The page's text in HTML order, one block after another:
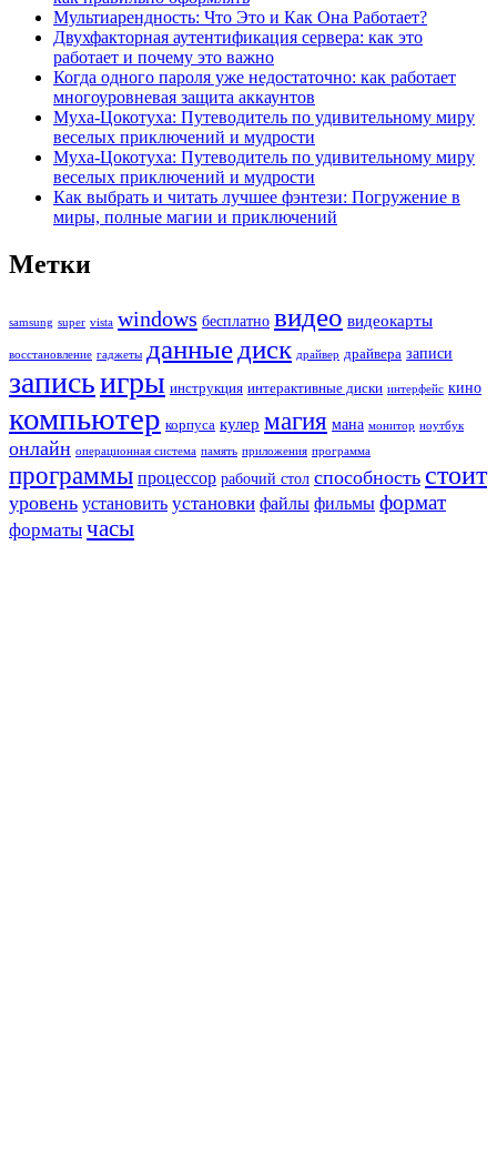
Мультиарендность: Что Это и Как Она Работает?
Двухфакторная аутентификация сервера: как это
работает и почему это важно
Когда одного пароля уже недостаточно: как работает
многоуровневая защита аккаунтов
Муха-Цокотуха: Путеводитель по удивительному миру
веселых приключений и мудрости
Муха-Цокотуха: Путеводитель по удивительному миру
веселых приключений и мудрости
Как выбрать и читать лучшее фэнтези: Погружение в
миры, полные магии и приключений
Метки
samsung super vista windows бесплатно видео видеокарты
восстановление гаджеты данные диск драйвер драйвера записи
записьигры инструкция интерактивные диски интерфейс кино
компьютер корпуса кулер магия мана монитор ноутбук
онлайн операционная система память приложения программа
программы процессор рабочий стол способность стоит
уровень установить установки файлы фильмы формат
форматы часы